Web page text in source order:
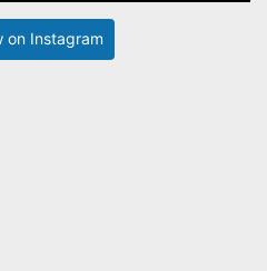
on Instagram